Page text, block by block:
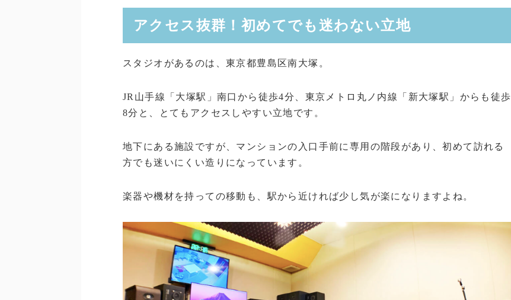
アクセス抜群！初めてでも迷わない立地
スタジオがあるのは、東京都豊島区南大塚。
JR山手線「大塚駅」南口から徒歩4分、東京メトロ丸ノ内線「新大塚駅」からも徒歩
8分と、とてもアクセスしやすい立地です。
地下にある施設ですが、マンションの入口手前に専用の階段があり、初めて訪れる
方でも迷いにくい造りになっています。
楽器や機材を持っての移動も、駅から近ければ少し気が楽になりますよね。